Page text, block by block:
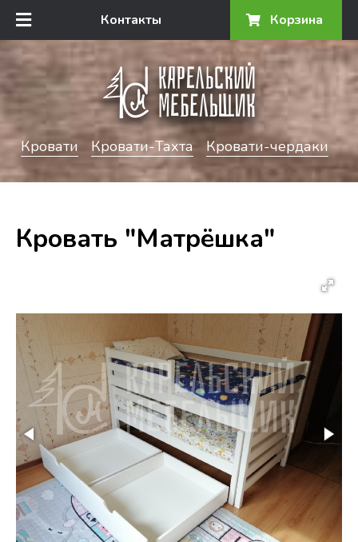
Контакты Корзина
Кровати Кровати-Тахта Кровати-чердаки
Кровать "Матрёшка"